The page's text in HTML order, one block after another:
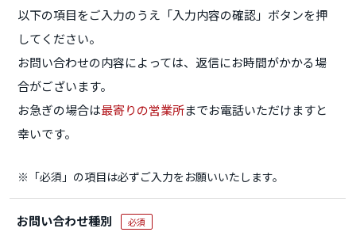
以下の項目をご入力のうえ「入力内容の確認」ボタンを押
してください。
お問い合わせの内容によっては、返信にお時間がかかる場
合がございます。
お急ぎの場合は最寄りの営業所までお電話いただけますと
幸いです。
※「必須」の項目は必ずご入力をお願いいたします。
お問い合わせ種別 必須